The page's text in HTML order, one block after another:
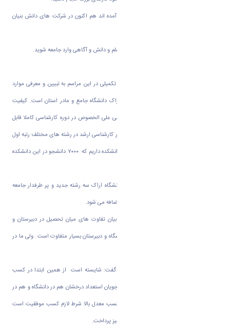
دوستان شما که قبل از شما به دانشگاه اراک آمده اند هم اکنون در شرکت های دانش بنیان
امیدواریم در این سال ها با توشه ای پر بار از علم و دانش و آگاهی وارد جامعه شوید.
دکتر سلیمان نژاد معاون آموزشی و تحصیلات تکمیلی در این مراسم به تبیین و معرفی موارد
آموزشی دانشگاه پرداخت و گفت: دانشگاه اراک دانشگاه جامع و مادر استان است. کیفیت
آموزشی دانشگاه در دوره های مختلف آموزشی علی الخصوص در دوره کارشناسی کاملا قابل
دفاع است چرا که دانشجویان ما بارها در کنکور کارشناسی ارشد در رشته های مختلف رتبه اول
را کسب کرده اند. ما در این دانشگاه، هفت دانشکده داریم که ۷۰۰۰ دانشجو در این دانشکده
وی همچنین اظهار کرد: در راستای توسعه دانشگاه اراک سه رشته جدید و پر طرفدار جامعه
شناسی حسابداری و علوم سیاسی به دانشگاه اضافه می شود.
وی در توصیه به دانشجویان جدیدالورود به بیان تفاوت های میان تحصیل در دبیرستان و
دانشگاه پرداخت و گفت: حجم دروس در دانشگاه و دبیرستان بسیار متفاوت است ولی ما در
معاون آموزشی و تحصیلات تکمیلی دانشگاه گفت: شایسته است از همین ابتدا در کسب
معدل بالا همت گمارید تا از شرایط ویژه دانشجویان استعداد درخشان هم در دانشگاه و هم در
فضای تحقیقاتی و کاری استفاده نمایند. اما کسب معدل بالا شرط لازم کسب موفقیت است
ولی شرط کافی نیست و باید به کسب مهارت نیز پرداخت.